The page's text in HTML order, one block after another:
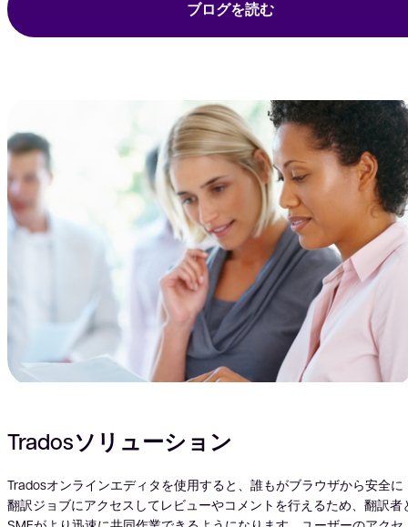
ブログを読む
Tradosソリューション
Tradosオンラインエディタを使用すると、誰もがブラウザから安全に
翻訳ジョブにアクセスしてレビューやコメントを行えるため、翻訳者